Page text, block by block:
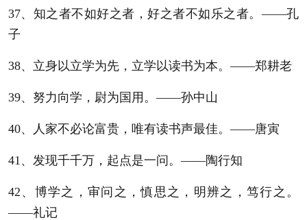
37、知之者不如好之者，好之者不如乐之者。——孔
子
38、立身以立学为先，立学以读书为本。——郑耕老
39、努力向学，尉为国用。——孙中山
40、人家不必论富贵，唯有读书声最佳。——唐寅
41、发现千千万，起点是一问。——陶行知
42、博学之，审问之，慎思之，明辨之，笃行之。
——礼记